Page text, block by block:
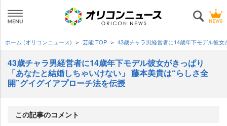
ホーム (オリコンニュース) 芸能 TOP 43歳チャラ男経営者に14歳年下モデル彼
43歳チャラ男経営者に14歳年下モデル彼女がきっぱり
「あなたと結婚しちゃいけない」 藤本美貴は“らしさ全
開”グイグイアプローチ法を伝授
この記事のコメント